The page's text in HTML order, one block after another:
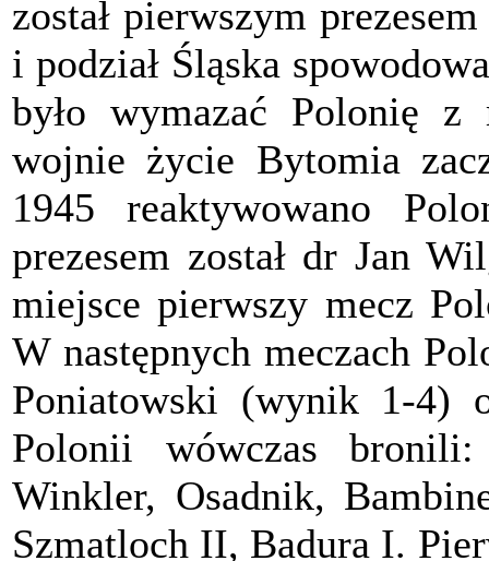
został pierwszym
i podział Śląska
było wymazać Polonię
wojnie życie Bytomia
1945 reaktywowano
prezesem został dr Jan
miejsce pierwszy mecz
W następnych meczach
Poniatowski (wynik 1-4)
Polonii wówczas
Winkler, Osadnik,
Szmatloch II, Badura I.